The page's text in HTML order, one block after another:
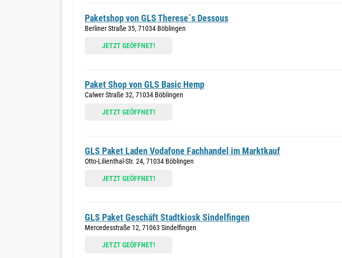
Paketshop von GLS Therese´s Dessous
Berliner Straße 35, 71034 Böblingen
JETZT GEÖFFNET!
Paket Shop von GLS Basic Hemp
Calwer Straße 32, 71034 Böblingen
JETZT GEÖFFNET!
GLS Paket Laden Vodafone Fachhandel im Marktkauf
Otto-Lilienthal-Str. 24, 71034 Böblingen
JETZT GEÖFFNET!
GLS Paket Geschäft Stadtkiosk Sindelfingen
Mercedesstraße 12, 71063 Sindelfingen
JETZT GEÖFFNET!